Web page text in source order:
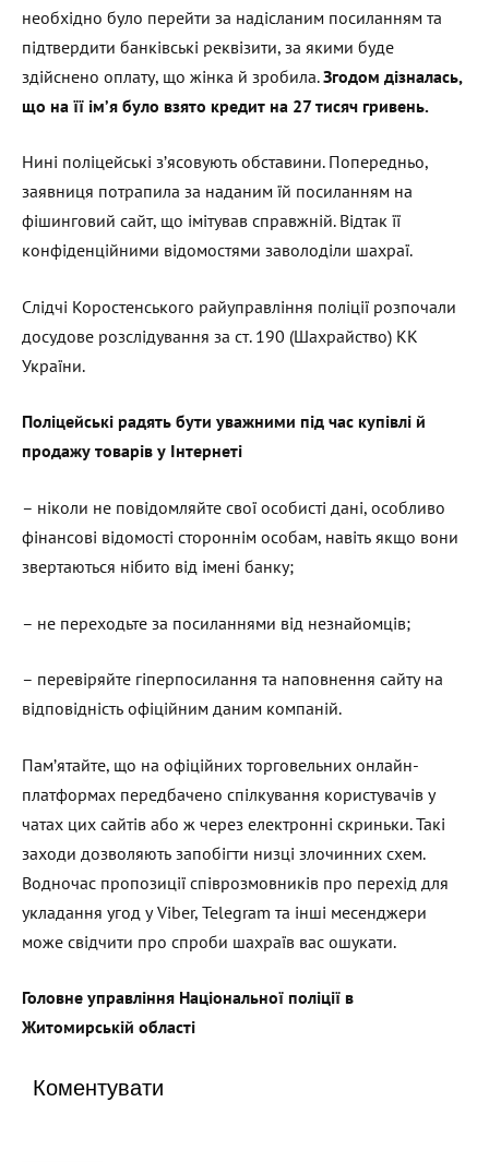
необхідно було перейти за надісланим посиланням та
підтвердити банківські реквізити, за якими буде
здійснено оплату, що жінка й зробила.Згодом дізналась,
що на її ім’я було взято кредит на 27 тисяч гривень.
Нині поліцейські з’ясовують обставини. Попередньо,
заявниця потрапила за наданим їй посиланням на
фішинговий сайт, що імітував справжній. Відтак її
конфіденційними відомостями заволоділи шахраї.
Слідчі Коростенського райуправління поліції розпочали
досудове розслідування за ст. 190 (Шахрайство) КК
України.
Поліцейські радять бути уважними під час купівлі й
продажу товарів у Інтернеті
– ніколи не повідомляйте свої особисті дані, особливо
фінансові відомості стороннім особам, навіть якщо вони
звертаються нібито від імені банку;
– не переходьте за посиланнями від незнайомців;
– перевіряйте гіперпосилання та наповнення сайту на
відповідність офіційним даним компаній.
Пам’ятайте, що на офіційних торговельних онлайн-
платформах передбачено спілкування користувачів у
чатах цих сайтів або ж через електронні скриньки. Такі
заходи дозволяють запобігти низці злочинних схем.
Водночас пропозиції співрозмовників про перехід для
укладання угод у Viber, Telegram та інші месенджери
може свідчити про спроби шахраїв вас ошукати.
Головне управління Національної поліції в
Житомирській області
Коментувати